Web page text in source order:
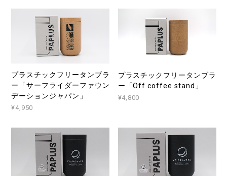
プラスチックフリータンブラ
ー「サーフライダーファウン
デーションジャパン」
¥4,950
プラスチックフリータンブラ
ー「Off coffee stand」
¥4,800